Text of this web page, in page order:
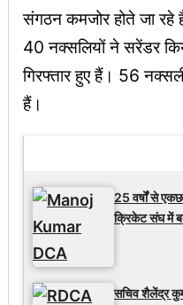
संगठन कमजोर होते जा
40 नक्सलियों ने सरेंडर
गिरफ्तार हुए हैं। 56
हैं।
25 वर्षों से
क्रिकेट संघ में
सचिव शैलेंद्र